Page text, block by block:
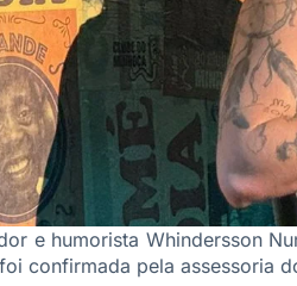
e humorista Whindersson
confirmada pela assessoria